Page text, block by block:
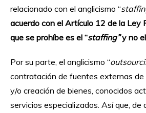
relacionado con el anglicismo “
acuerdo con el Artículo 12 de la Ley
que se prohíbe es el “staffing”y no
Por su parte, el anglicismo “
contratación de fuentes externas de
y/o creación de bienes, conocidos
servicios especializados. Así que, de